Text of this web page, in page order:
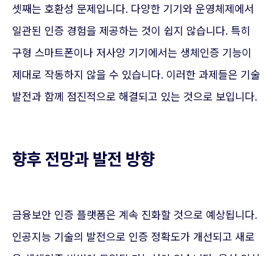
셋째는 호환성 문제입니다. 다양한 기기와 운영체제에서
일관된 인증 경험을 제공하는 것이 쉽지 않습니다. 특히
구형 스마트폰이나 저사양 기기에서는 생체인증 기능이
제대로 작동하지 않을 수 있습니다. 이러한 과제들은 기술
발전과 함께 점진적으로 해결되고 있는 것으로 보입니다.
향후 전망과 발전 방향
금융보안 인증 플랫폼은 계속 진화할 것으로 예상됩니다.
인공지능 기술의 발전으로 인증 정확도가 개선되고 새로